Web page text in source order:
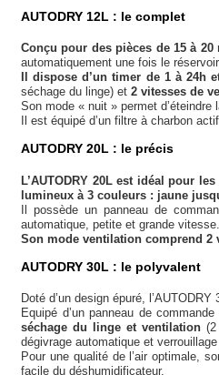
AUTODRY 12L : le complet
Conçu pour des pièces de 15 à 20
automatiquement une fois le
Il dispose d’un timer de 1 à 24h
séchage du linge) et 2 vitesses de
Son mode « nuit » permet
Il est équipé d’un filtre à charbon
AUTODRY 20L : le précis
L’AUTODRY 20L est idéal pour
lumineux à 3 couleurs : jaune
Il possède un panneau de
automatique, petite et grande vitesse.
Son mode ventilation comprend 2
AUTODRY 30L : le polyvalent
Doté d’un design épuré, l’AUTODRY
Equipé d’un panneau de
séchage du linge et ventilation
dégivrage automatique et
Pour une qualité de l’air optimale,
facile du déshumidificateur.